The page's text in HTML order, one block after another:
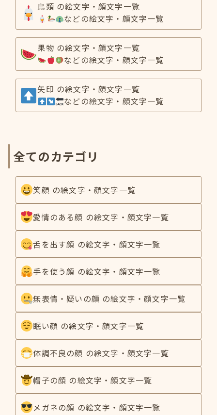
鳥類 の絵文字・顔文字一覧
などの絵文字・顔文字一覧
果物 の絵文字・顔文字一覧
などの絵文字・顔文字一覧
矢印 の絵文字・顔文字一覧
などの絵文字・顔文字一覧
全てのカテゴリ
笑顔 の絵文字・顔文字一覧
愛情のある顔 の絵文字・顔文字一覧
舌を出す顔 の絵文字・顔文字一覧
手を使う顔 の絵文字・顔文字一覧
無表情・疑いの顔 の絵文字・顔文字一覧
眠い顔 の絵文字・顔文字一覧
体調不良の顔 の絵文字・顔文字一覧
帽子の顔 の絵文字・顔文字一覧
メガネの顔 の絵文字・顔文字一覧